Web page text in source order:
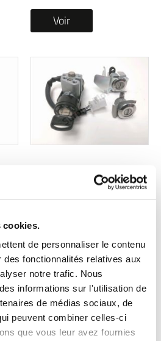
de personnaliser le contenu
fonctionnalités relatives aux
notre trafic. Nous
informations sur l'utilisation de
de médias sociaux, de
peuvent combiner celles-ci
que vous leur avez fournies
Voir
Serrure occasion
HONDA NSC 50 R
99,90 € TTC
Voir